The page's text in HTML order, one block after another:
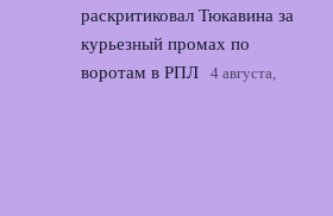
раскритиковал Тюкавина за
курьезный промах по
воротам в РПЛ
4 августа,